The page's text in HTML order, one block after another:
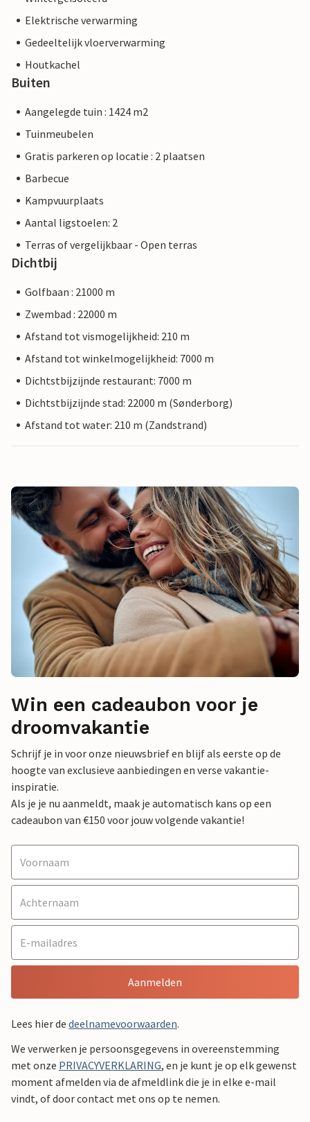
Elektrische verwarming
Gedeeltelijk vloerverwarming
Houtkachel
Buiten
Aangelegde tuin : 1424 m2
Tuinmeubelen
Gratis parkeren op locatie : 2 plaatsen
Barbecue
Kampvuurplaats
Aantal ligstoelen: 2
Terras of vergelijkbaar - Open terras
Dichtbij
Golfbaan : 21000 m
Zwembad : 22000 m
Afstand tot vismogelijkheid: 210 m
Afstand tot winkelmogelijkheid: 7000 m
Dichtstbijzijnde restaurant: 7000 m
Dichtstbijzijnde stad: 22000 m (Sønderborg)
Afstand tot water: 210 m (Zandstrand)
Win een cadeaubon voor je
droomvakantie
Schrijf je in voor onze nieuwsbrief en blijf als eerste op de
hoogte van exclusieve aanbiedingen en verse vakantie-
inspiratie.
Als je je nu aanmeldt, maak je automatisch kans op een
cadeaubon van €150 voor jouw volgende vakantie!
Aanmelden
Lees hier de deelnamevoorwaarden.
We verwerken je persoonsgegevens in overeenstemming
met onze PRIVACYVERKLARING, en je kunt je op elk gewenst
moment afmelden via de afmeldlink die je in elke e-mail
vindt, of door contact met ons op te nemen.